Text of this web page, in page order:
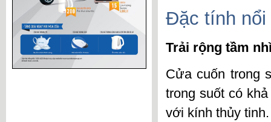
Đặc tính nổi
Trải rộng tầm
Cửa cuốn trong
trong suốt có
với kính thủy tinh.